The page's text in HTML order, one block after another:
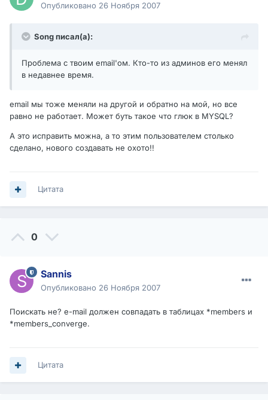
Опубликовано 26 Ноября 2007
Song писал(а):
Проблема с твоим email'ом. Кто-то из админов его менял
в недавнее время.
email мы тоже меняли на другой и обратно на мой, но все
равно не работает. Может буть такое что глюк в MYSQL?
А это исправить можна, а то этим пользователем столько
сделано, нового создавать не охото!!
Цитата
0
Sannis
Опубликовано 26 Ноября 2007
Поискать не? e-mail должен совпадать в таблицах *members и
*members_converge.
Цитата